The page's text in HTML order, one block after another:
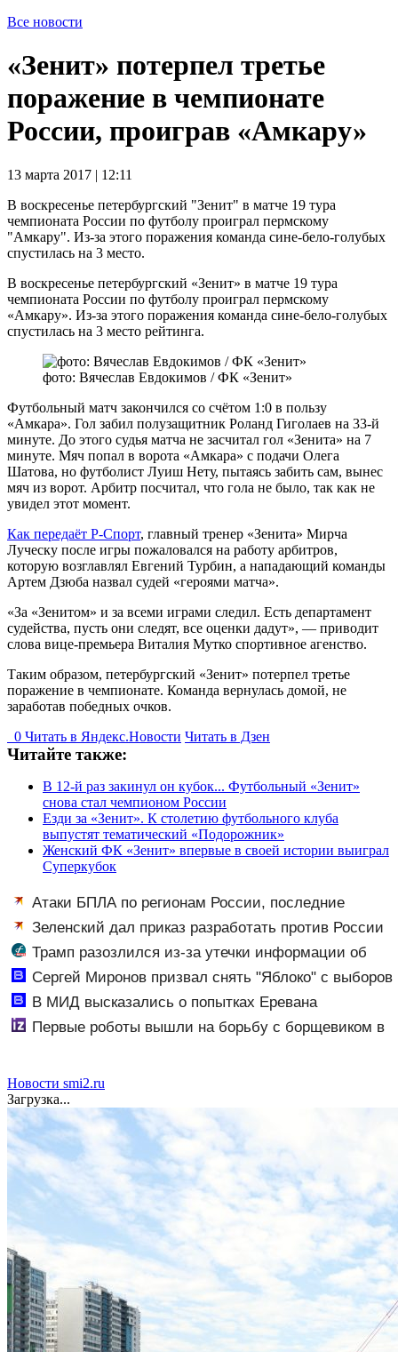
Все новости
«Зенит» потерпел третье
поражение в чемпионате
России, проиграв «Амкару»
13 марта 2017 | 12:11
В воскресенье петербургский "Зенит" в матче 19 тура
чемпионата России по футболу проиграл пермскому
"Амкару". Из-за этого поражения команда сине-бело-голубых
спустилась на 3 место.
В воскресенье петербургский «Зенит» в матче 19 тура
чемпионата России по футболу проиграл пермскому
«Амкару». Из-за этого поражения команда сине-бело-голубых
спустилась на 3 место рейтинга.
фото: Вячеслав Евдокимов / ФК «Зенит»
Футбольный матч закончился со счётом 1:0 в пользу
«Амкара». Гол забил полузащитник Роланд Гиголаев на 33-й
минуте. До этого судья матча не засчитал гол «Зенита» на 7
минуте. Мяч попал в ворота «Амкара» с подачи Олега
Шатова, но футболист Луиш Нету, пытаясь забить сам, вынес
мяч из ворот. Арбитр посчитал, что гола не было, так как не
увидел этот момент.
Как передаёт Р-Спорт, главный тренер «Зенита» Мирча
Луческу после игры пожаловался на работу арбитров,
которую возглавлял Евгений Турбин, а нападающий команды
Артем Дзюба назвал судей «героями матча».
«За «Зенитом» и за всеми играми следил. Есть департамент
судейства, пусть они следят, все оценки дадут», — приводит
слова вице-премьера Виталия Мутко спортивное агенство.
Таким образом, петербургский «Зенит» потерпел третье
поражение в чемпионате. Команда вернулась домой, не
заработав победных очков.
0 Читать в Яндекс.Новости Читать в Дзен
Читайте также:
В 12-й раз закинул он кубок... Футбольный «Зенит»
снова стал чемпионом России
Езди за «Зенит». К столетию футбольного клуба
выпустят тематический «Подорожник»
Женский ФК «Зенит» впервые в своей истории выиграл
Суперкубок
Атаки БПЛА по регионам России, последние
новости на 7 августа 2026: последствия, атаки на
склады Wildberries, состояние пострадавших
Зеленский дал приказ разработать против России
«специальную санкционную операцию»
Трамп разозлился из-за утечки информации об
истощении запасов боеприпасов
Сергей Миронов призвал снять "Яблоко" с выборов
- Новости на Вести.ru
В МИД высказались о попытках Еревана
шантажировать РФ - Новости на Вести.ru
Первые роботы вышли на борьбу с борщевиком в
Новости smi2.ru
Загрузка...